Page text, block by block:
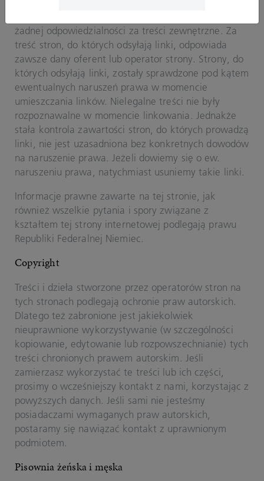
żadnej odpowiedzialności za treści zewnętrzne. Za
treść stron, do których odsyłają linki, odpowiada
zawsze dany oferent lub operator strony. Strony, do
których odsyłają linki, zostały sprawdzone pod kątem
ewentualnych naruszeń prawa w momencie
umieszczania linków. Nielegalne treści nie były
rozpoznawalne w momencie linkowania. Jednakże
stała kontrola zawartości stron, do których prowadzą
linki, nie jest uzasadniona bez konkretnych dowodów
na naruszenie prawa. Jeżeli dowiemy się o ew.
naruszeniu prawa, natychmiast usuniemy takie linki.
Informacje prawne zawarte na tej stronie, jak
również wszelkie pytania i spory związane z
kształtem tej strony internetowej podlegają prawu
Republiki Federalnej Niemiec.
Copyright
Treści i dzieła stworzone przez operatorów stron na
tych stronach podlegają ochronie praw autorskich.
Dlatego też zabronione jest jakiekolwiek
nieuprawnione wykorzystywanie (w szczególności
kopiowanie, edytowanie lub rozpowszechnianie) tych
treści chronionych prawem autorskim. Jeśli
zamierzasz wykorzystać te treści lub ich części,
prosimy o wcześniejszy kontakt z nami, korzystając z
powyższych danych. Jeśli sami nie jesteśmy
posiadaczami wymaganych praw autorskich,
postaramy się nawiązać kontakt z uprawnionym
podmiotem.
Pisownia żeńska i męska